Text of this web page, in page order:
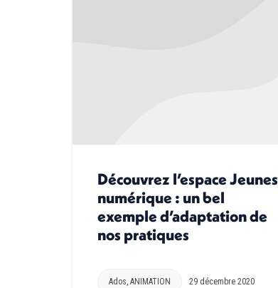
Découvrez l’espace Jeunes
numérique : un bel
exemple d’adaptation de
nos pratiques
Ados, ANIMATION 29 décembre 2020